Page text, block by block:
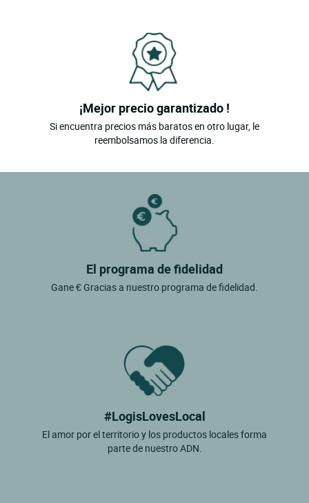
¡Mejor precio garantizado !
Si encuentra precios más baratos en otro lugar, le
reembolsamos la diferencia.
El programa de fidelidad
Gane € Gracias a nuestro programa de fidelidad.
#LogisLovesLocal
El amor por el territorio y los productos locales forma
parte de nuestro ADN.